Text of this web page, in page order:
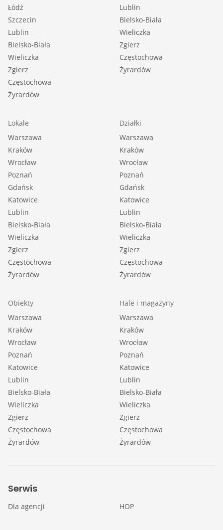
Łódź
Szczecin
Lublin
Bielsko-Biała
Wieliczka
Zgierz
Częstochowa
Żyrardów
Lublin
Bielsko-Biała
Wieliczka
Zgierz
Częstochowa
Żyrardów
Lokale
Warszawa
Kraków
Wrocław
Poznań
Gdańsk
Katowice
Lublin
Bielsko-Biała
Wieliczka
Zgierz
Częstochowa
Żyrardów
Działki
Warszawa
Kraków
Wrocław
Poznań
Gdańsk
Katowice
Lublin
Bielsko-Biała
Wieliczka
Zgierz
Częstochowa
Żyrardów
Obiekty
Warszawa
Kraków
Wrocław
Poznań
Katowice
Lublin
Bielsko-Biała
Wieliczka
Zgierz
Częstochowa
Żyrardów
Hale i magazyny
Warszawa
Kraków
Wrocław
Poznań
Katowice
Lublin
Bielsko-Biała
Wieliczka
Zgierz
Częstochowa
Żyrardów
Serwis
Dla agencji HOP